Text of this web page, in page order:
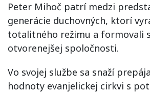
Peter Mihoč patrí medzi
generácie duchovných, ktorí
totalitného režimu a formovali
otvorenejšej spoločnosti.
Vo svojej službe sa snaží
hodnoty evanjelickej cirkvi s